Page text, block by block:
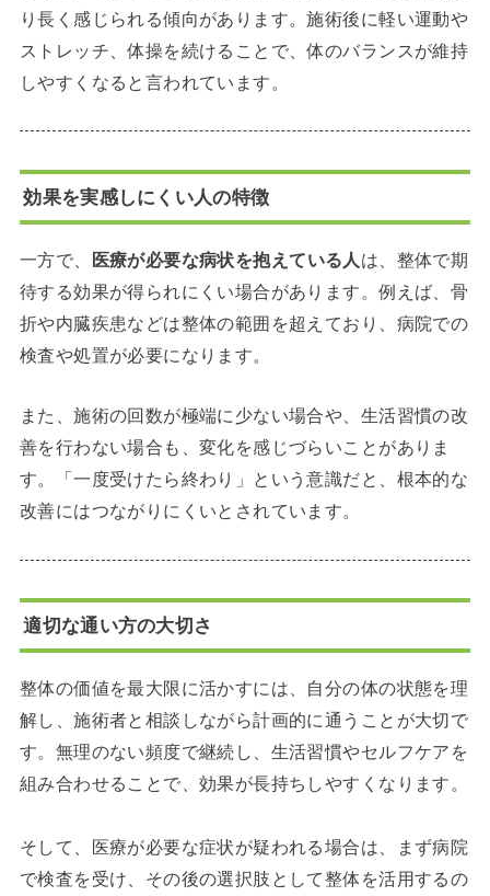
り長く感じられる傾向があります。施術後に軽い運動や
ストレッチ、体操を続けることで、体のバランスが維持
しやすくなると言われています。
効果を実感しにくい人の特徴
一方で、 医療が必要な病状を抱えている人 は、整体で期
待する効果が得られにくい場合があります。例えば、骨
折や内臓疾患などは整体の範囲を超えており、病院での
検査や処置が必要になります。
また、施術の回数が極端に少ない場合や、生活習慣の改
善を行わない場合も、変化を感じづらいことがありま
す。「一度受けたら終わり」という意識だと、根本的な
改善にはつながりにくいとされています。
適切な通い方の大切さ
整体の価値を最大限に活かすには、自分の体の状態を理
解し、施術者と相談しながら計画的に通うことが大切で
す。無理のない頻度で継続し、生活習慣やセルフケアを
組み合わせることで、効果が長持ちしやすくなります。
そして、医療が必要な症状が疑われる場合は、まず病院
で検査を受け、その後の選択肢として整体を活用するの